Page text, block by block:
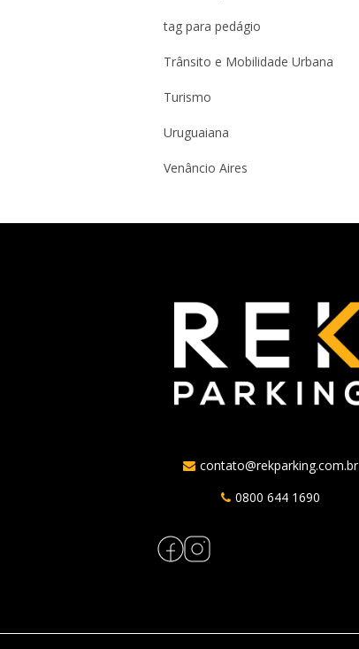
tag para pedágio
Trânsito e Mobilidade Urbana
Turismo
Uruguaiana
Venâncio Aires
contato@rekparking.com.br
0800 644 1690